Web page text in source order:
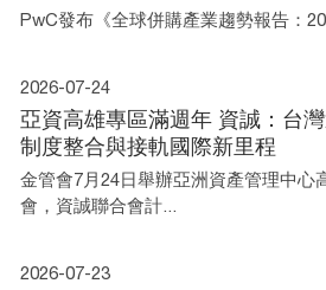
PwC發布《全球併購產業趨勢報告：
2026-07-24
亞資高雄專區滿週年 資誠：台
制度整合與接軌國際新里程
金管會7月24日舉辦亞洲資產管理中心
會，資誠聯合會計...
2026-07-23